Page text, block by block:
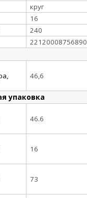
круг
16
240
22120008756890
46,6
упаковка
46.6
16
73